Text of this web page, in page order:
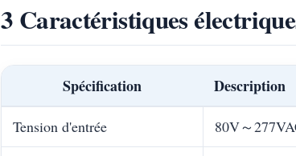
3 Caractéristiques
Spécification Description
Tension d'entrée 80V～